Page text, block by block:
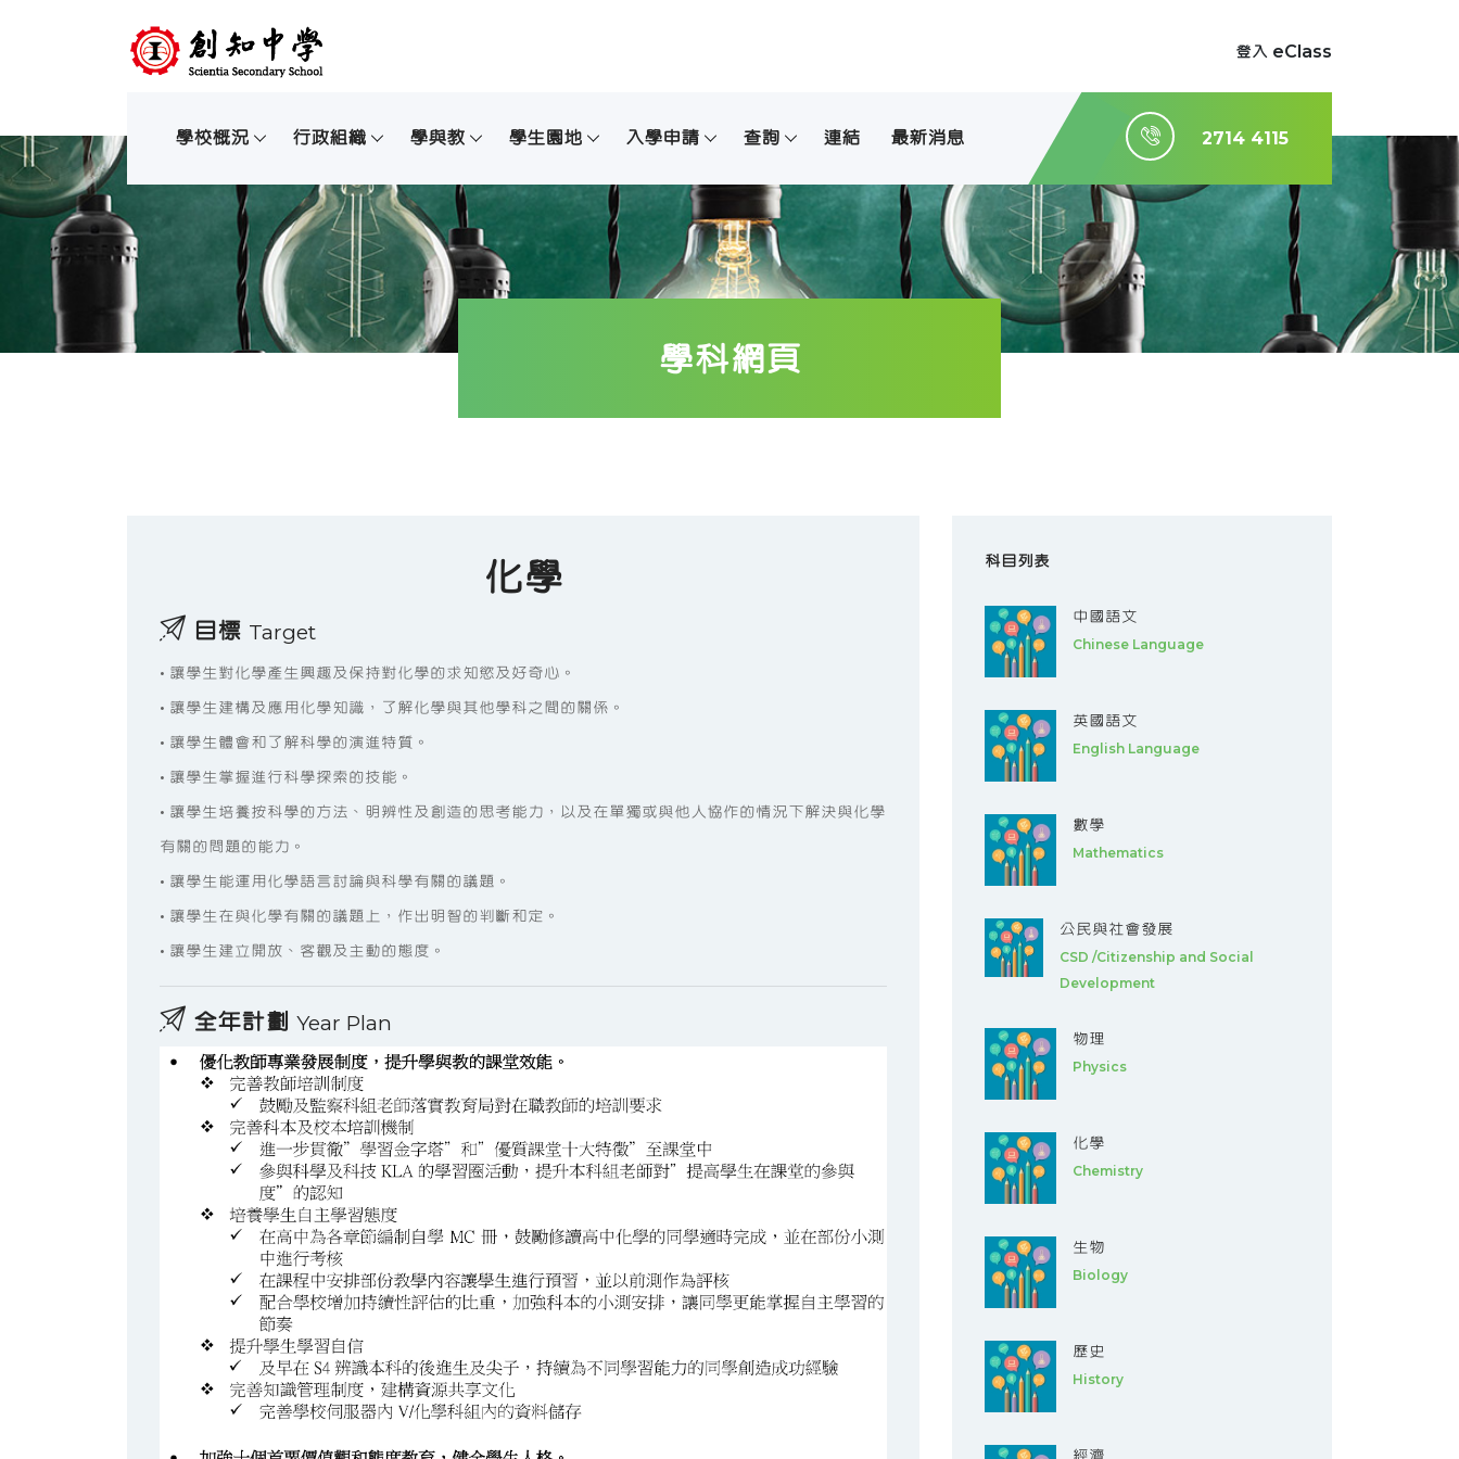
登入 eClass
學校概況 行政組織 學與教 學生園地 入學申請 查詢 連結 最新消息 2714 4115
學科網頁
化學
目標 Target
• 讓學生對化學產生興趣及保持對化學的求知慾及好奇心。
• 讓學生建構及應用化學知識，了解化學與其他學科之間的關係。
• 讓學生體會和了解科學的演進特質。
• 讓學生掌握進行科學探索的技能。
• 讓學生培養按科學的方法、明辨性及創造的思考能力，以及在單獨或與他人協作的情況下解決與化學
有關的問題的能力。
• 讓學生能運用化學語言討論與科學有關的議題。
• 讓學生在與化學有關的議題上，作出明智的判斷和定。
• 讓學生建立開放、客觀及主動的態度。
全年計劃 Year Plan
科目列表
中國語文
Chinese Language
英國語文
English Language
數學
Mathematics
公民與社會發展
CSD /Citizenship and Social
Development
物理
Physics
化學
Chemistry
生物
Biology
歷史
History